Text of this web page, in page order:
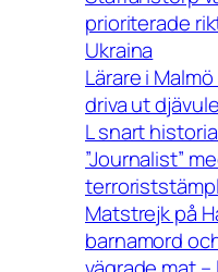
prioriterade
Ukraina
Lärare i
driva ut
L snart
”Journalist”
Matstrejk på
barnamord